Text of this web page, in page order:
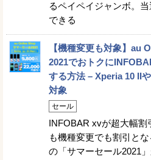
るペイペイジャンボ。
できる
【機種変更も対象】au
2021でおトクに
する方法 – Xperia 10 II
対象
セール
INFOBAR xvが超大幅割
も機種変更でも割引と
の「サマーセール2021